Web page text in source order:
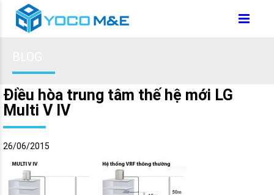
Điều hòa trung tâm thế hệ mới LG
Multi V IV
26/06/2015